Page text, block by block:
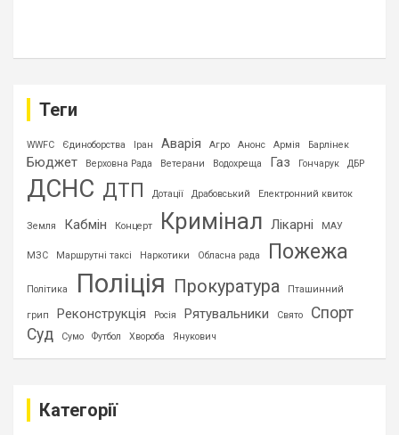
Теги
WWFC Єдиноборства Іран Аварія Агро Анонс Армія Барлінек
Бюджет Верховна Рада Ветерани Водохреща Газ Гончарук ДБР
ДСНС ДТП Дотації Драбовський Електронний квиток
Земля Кабмін Концерт Кримінал Лікарні МАУ
МЗС Маршрутні таксі Наркотики Обласна рада Пожежа
Політика Поліція Прокуратура Пташинний
грип Реконструкція Росія Рятувальники Свято
Спорт
Суд
Сумо Футбол Хвороба Янукович
Категорії